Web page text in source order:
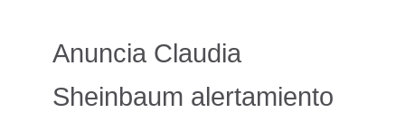
Anuncia Claudia
Sheinbaum alertamiento